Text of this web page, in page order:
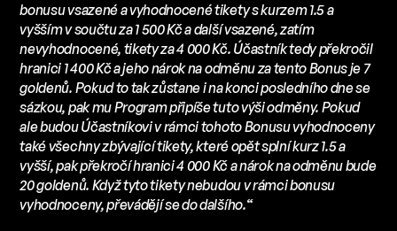
bonusu vsazené a vyhodnocené tikety s kurzem 1.5 a
vyšším v součtu za 1 500 Kč a další vsazené, zatím
nevyhodnocené, tikety za 4 000 Kč. Účastník tedy překročil
hranici 1 400 Kč a jeho nárok na odměnu za tento Bonus je 7
goldenů. Pokud to tak zůstane i na konci posledního dne se
sázkou, pak mu Program připíše tuto výši odměny. Pokud
ale budou Účastníkovi v rámci tohoto Bonusu vyhodnoceny
také všechny zbývající tikety, které opět splní kurz 1.5 a
vyšší, pak překročí hranici 4 000 Kč a nárok na odměnu bude
20 goldenů. Když tyto tikety nebudou v rámci bonusu
vyhodnoceny, převádějí se do dalšího.“